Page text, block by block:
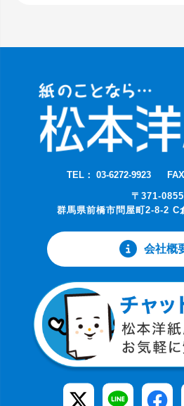
TEL： 03-6272-9923
〒371-0855
群馬県前橋市問屋町2-8-2 C
会社概